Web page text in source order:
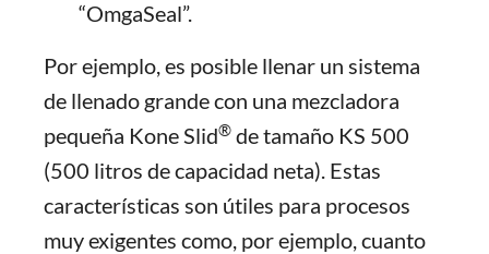
“OmgaSeal”.
Por ejemplo, es posible llenar un sistema
de llenado grande con una mezcladora
pequeña Kone Slid® de tamaño KS 500
(500 litros de capacidad neta). Estas
características son útiles para procesos
muy exigentes como, por ejemplo, cuanto